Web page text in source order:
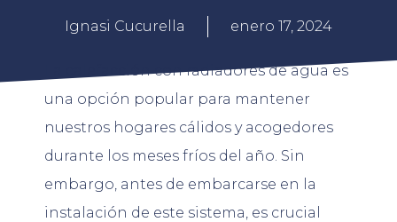
Ignasi Cucurella enero 17, 2024
La calefacción con radiadores de agua es
una opción popular para mantener
nuestros hogares cálidos y acogedores
durante los meses fríos del año. Sin
embargo, antes de embarcarse en la
instalación de este sistema, es crucial